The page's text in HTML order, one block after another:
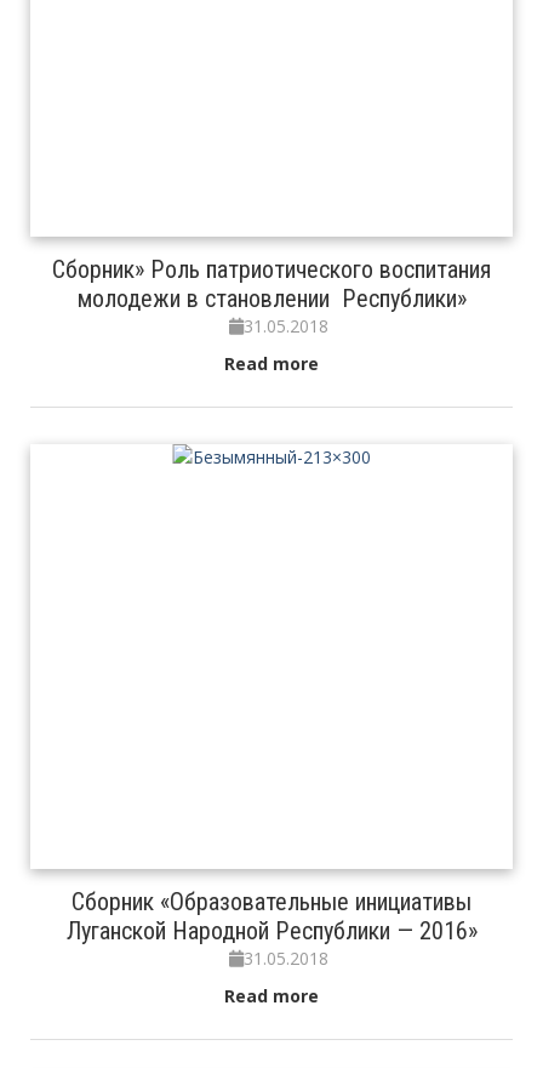
Сборник» Роль патриотического воспитания
молодежи в становлении Республики»
31.05.2018
Read more
Сборник «Образовательные инициативы
Луганской Народной Республики — 2016»
31.05.2018
Read more